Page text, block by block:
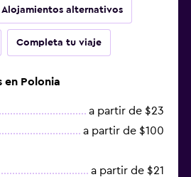
Alojamientos alternativos
Completa tu viaje
en Polonia
a partir de $23
a partir de $100
a partir de $21